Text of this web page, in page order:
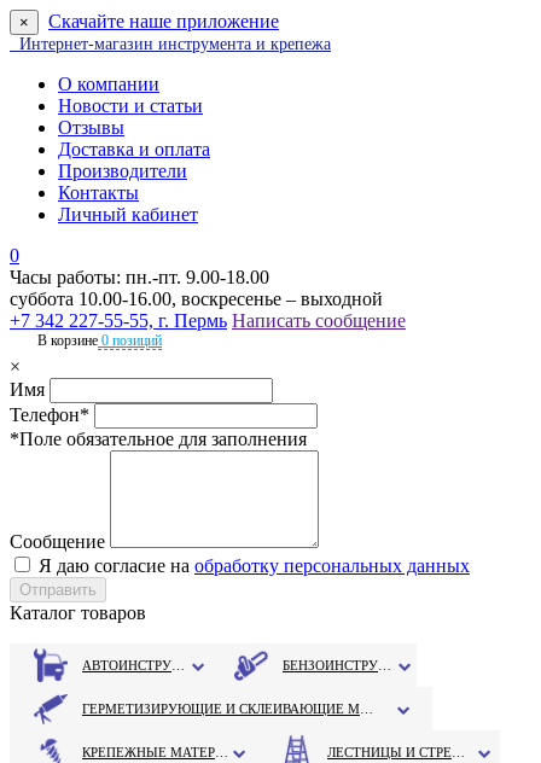
× Скачайте наше приложение
Интернет-магазин инструмента и крепежа
О компании
Новости и статьи
Отзывы
Доставка и оплата
Производители
Контакты
Личный кабинет
0
Часы работы: пн.-пт. 9.00-18.00
суббота 10.00-16.00, воскресенье – выходной
+7 342 227-55-55, г. Пермь Написать сообщение
В корзине 0 позиций
×
Имя
Телефон*
*Поле обязательное для заполнения
Сообщение
Я даю согласие на обработку персональных данных
Каталог товаров